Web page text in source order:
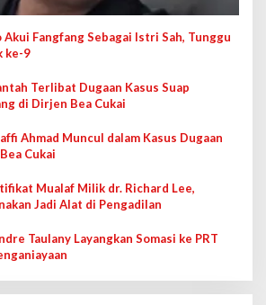
Fangfang Sebagai Istri Sah, Tunggu
ke-9
Terlibat Dugaan Kasus Suap
di Dirjen Bea Cukai
Ahmad Muncul dalam Kasus Dugaan
Cukai
Mualaf Milik dr. Richard Lee,
Jadi Alat di Pengadilan
Taulany Layangkan Somasi ke PRT